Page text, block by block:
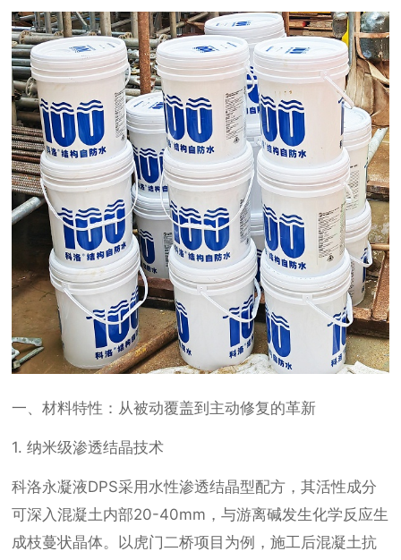
一、材料特性：从被动覆盖到主动修复的革新
1. 纳米级渗透结晶技术
科洛永凝液DPS采用水性渗透结晶型配方，其活性成分
可深入混凝土内部20-40mm，与游离碱发生化学反应生
成枝蔓状晶体。以虎门二桥项目为例，施工后混凝土抗